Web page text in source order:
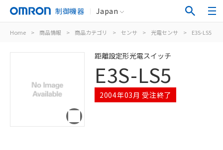
制御機器 Japan
Home > 商品情報 > 商品カテゴリ > センサ > 光電センサ > E3S-LS5
距離設定形光電スイッチ
E3S-LS5
2004年03月 受注終了